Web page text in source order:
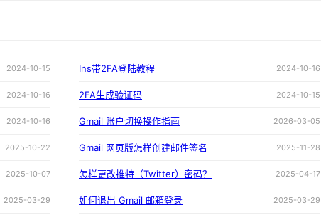
2024-10-15 Ins带2FA登陆教程 2024-10-16
2024-10-16 2FA生成验证码 2024-10-15
2024-10-16 Gmail 账户切换操作指南 2026-03-05
2025-10-22 Gmail 网页版怎样创建邮件签名 2025-11-28
2025-10-07 怎样更改推特（Twitter）密码？ 2025-04-17
2025-03-29 如何退出 Gmail 邮箱登录 2025-03-29